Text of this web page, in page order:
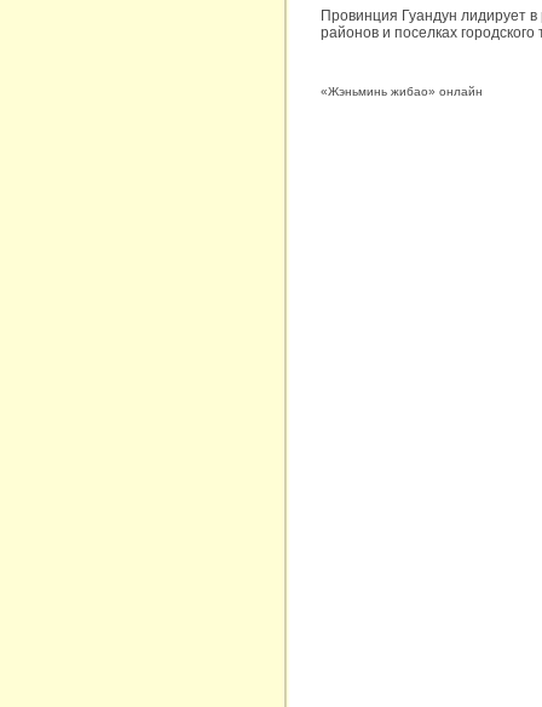
Провинция Гуандун лидирует
районов и поселках
«Жэньминь жибао» онлайн